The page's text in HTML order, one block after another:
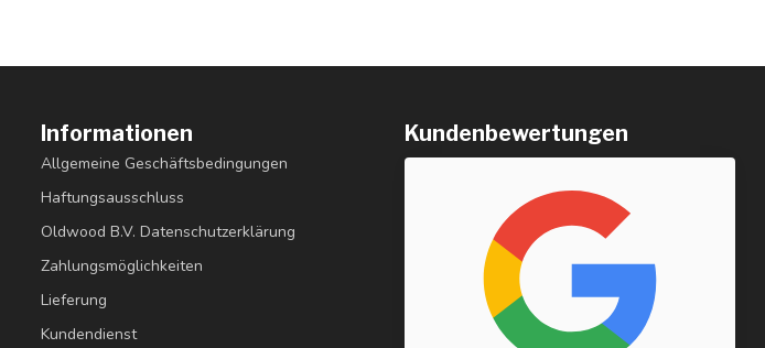
Informationen
Allgemeine Geschäftsbedingungen
Haftungsausschluss
Oldwood B.V. Datenschutzerklärung
Zahlungsmöglichkeiten
Lieferung
Kundendienst
Kundenbewertungen